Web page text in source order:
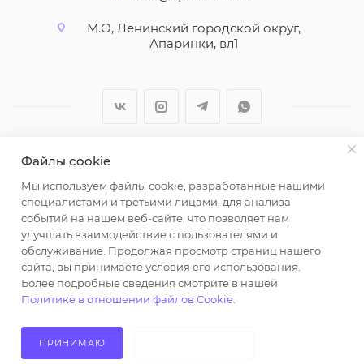
М.О, Ленинский городской округ,
Апаринки, вл1
2026 © ООО "Вайт Текстиль групп"
Любая информация на сайте носит справочный
характер и не является публичной офертой
определяемой положениями пункта 2 статьи 437
Гражданского кодекса Российской Федерации.
Использование любых материалов, опубликованных
на https://opt-milena.ru, допустимо только при
наличии письменного разрешения редакции и
активной ссылки на https://opt-milena.ru
Файлы cookie
Мы используем файлы cookie, разработанные нашими
специалистами и третьими лицами, для анализа
событий на нашем веб-сайте, что позволяет нам
улучшать взаимодействие с пользователями и
обслуживание. Продолжая просмотр страниц нашего
сайта, вы принимаете условия его использования.
Более подробные сведения смотрите в нашей
Политике в отношении файлов Cookie
ПРИНИМАЮ